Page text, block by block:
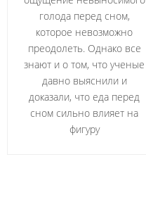
голода перед сном,
которое невозможно
преодолеть. Однако все
знают и о том, что ученые
давно выяснили и
доказали, что еда перед
сном сильно влияет на
фигуру